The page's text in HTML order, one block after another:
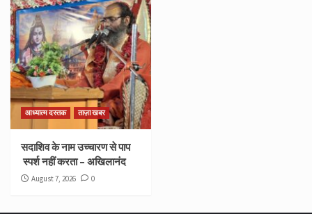
आध्यात्म दस्तक ताज़ा खबर
सदाशिव के नाम उच्चारण से पाप
स्पर्श नहीं करता – अखिलानंद
August 7, 2026 0